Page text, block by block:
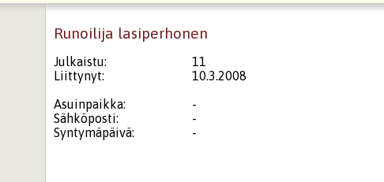
Runoilija lasiperhonen
Julkaistu:
11
Liittynyt:
10.3.2008
Asuinpaikka:
-
Sähköposti:
-
Syntymäpäivä:
-